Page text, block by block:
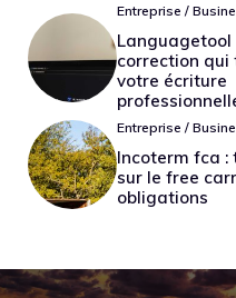
Entreprise /
Languagetool
correction qui
votre écriture
Entreprise /
Incoterm fca :
sur le free
obligations